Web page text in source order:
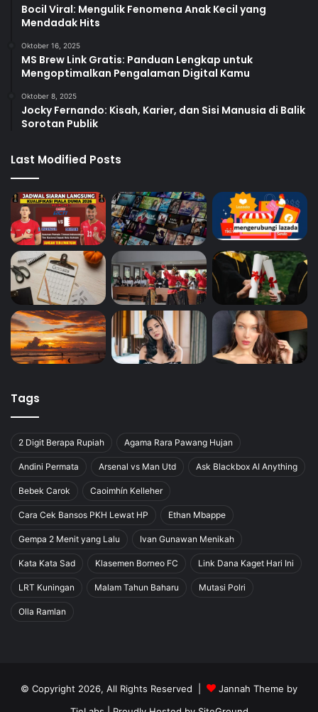
Bocil Viral: Mengulik Fenomena Anak Kecil yang
Mendadak Hits
Oktober 16, 2025
MS Brew Link Gratis: Panduan Lengkap untuk
Mengoptimalkan Pengalaman Digital Kamu
Oktober 8, 2025
Jocky Fernando: Kisah, Karier, dan Sisi Manusia di Balik
Sorotan Publik
Last Modified Posts
Tags
2 Digit Berapa Rupiah Agama Rara Pawang Hujan
Andini Permata Arsenal vs Man Utd Ask Blackbox AI Anything
Bebek Carok Caoimhín Kelleher
Cara Cek Bansos PKH Lewat HP Ethan Mbappe
Gempa 2 Menit yang Lalu Ivan Gunawan Menikah
Kata Kata Sad Klasemen Borneo FC Link Dana Kaget Hari Ini
LRT Kuningan Malam Tahun Baharu Mutasi Polri
Olla Ramlan
© Copyright 2026, All Rights Reserved |
Jannah Theme by